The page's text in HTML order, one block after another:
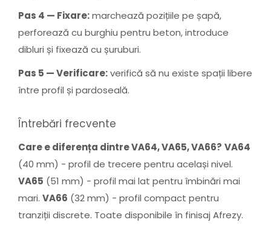
Pas 4 — Fixare:marchează pozițiile pe șapă,
perforează cu burghiu pentru beton, introduce
dibluri și fixează cu șuruburi.
Pas 5 — Verificare:verifică să nu existe spații libere
între profil și pardoseală.
Întrebări frecvente
Care e diferența dintre VA64, VA65, VA66? VA64
(40 mm) - profil de trecere pentru același nivel.
VA65 (51 mm) - profil mai lat pentru îmbinări mai
mari. VA66 (32 mm) - profil compact pentru
tranziții discrete. Toate disponibile în finisaj Afrezy.